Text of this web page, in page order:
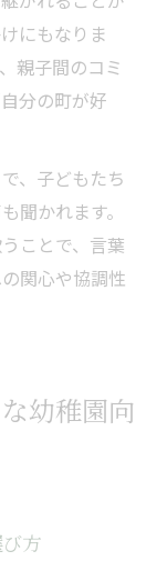
にもなりま
親子間のコミ
分の町が好
、子どもたち
聞かれます。
ことで、言葉
関心や協調性
幼稚園向
方